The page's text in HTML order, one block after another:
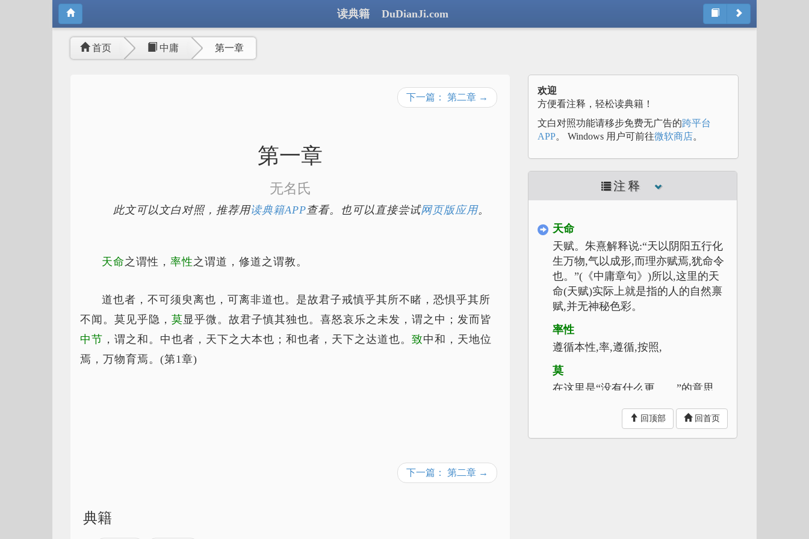
读典籍 DuDianJi.com
首页 中庸 第一章
下一篇： 第二章 →
第一章
无名氏
此文可以文白对照，推荐用读典籍APP查看。也可以直接尝试网页版应用。
天命 之谓性， 率性 之谓道，修道之谓教。
道也者，不可须臾离也，可离非道也。是故君子戒慎乎其所不睹，恐惧乎其所
不闻。莫见乎隐， 莫显乎微。故君子慎其独也。喜怒哀乐之未发，谓之中；发而皆
中节 ，谓之和。中也者，天下之大本也；和也者，天下之达道也。 致中和，天地位
焉，万物育焉。(第1章)
下一篇： 第二章 →
典籍
欢迎
方便看注释，轻松读典籍！
文白对照功能请移步免费无广告的跨平台
APP。 Windows 用户可前往微软商店。
注释
天命
天赋。朱熹解释说:“天以阴阳五行化
生万物,气以成形,而理亦赋焉,犹命令
也。”(《中庸章句》)所以,这里的天
命(天赋)实际上就是指的人的自然禀
赋,并无神秘色彩。
率性
遵循本性,率,遵循,按照,
莫
在这里是“没有什么更……”的意思。
中(zhong)
回顶部 回首页